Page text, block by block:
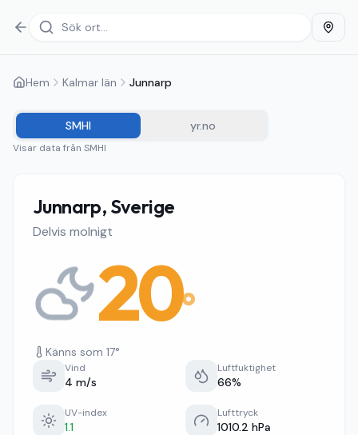
Hem Kalmar län Junnarp
SMHI yr.no
Visar data från SMHI
Junnarp, Sverige
Delvis molnigt
20°
Känns som 17°
Vind
4 m/s
Luftfuktighet
66%
UV-index
1.1
Lufttryck
1010.2 hPa